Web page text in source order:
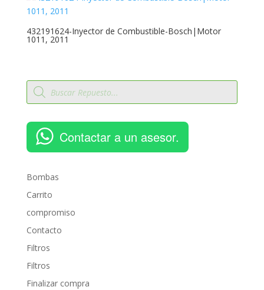
432191624-Inyector de Combustible-Bosch|Motor
1011, 2011
Búsqueda
de
productos
Contactar a un asesor.
Bombas
Carrito
compromiso
Contacto
Filtros
Filtros
Finalizar compra